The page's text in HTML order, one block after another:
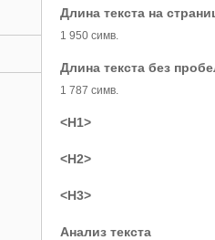
Длина текста на
1 950 симв.
Длина текста без
1 787 симв.
<H1>
<H2>
<H3>
Анализ текста